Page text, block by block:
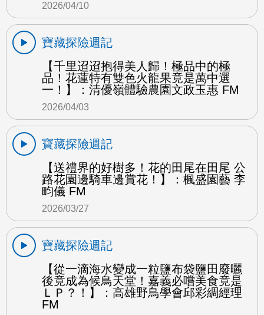
2026/04/10
寶藏探險週記
【千里迢迢抱得美人歸！極品中的極
品！花蓮特有雙色火龍果竟是萬中選
一！】：清優嶺體驗農園文政玉惠 FM
2026/04/03
寶藏探險週記
【送禮界的好樹多！花的田尾在田尾 公
路花園邊騎車邊賞花！】：楓盛園藝 李
畇儀 FM
2026/03/27
寶藏探險週記
【從一滴海水變成一粒鹽布袋鹽田廢曬
後竟成為候鳥天堂！嘉義必嚐美食竟是
ＬＰ？！】：高雄野鳥學會邱彩綢經理
FM